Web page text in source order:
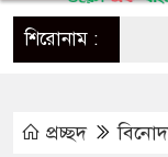
শিরোনাম :
প্রচ্ছদ